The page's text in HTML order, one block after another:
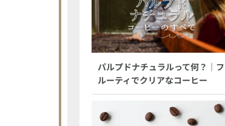
パルプドナチュラルって何？｜フ
ルーティでクリアなコーヒー